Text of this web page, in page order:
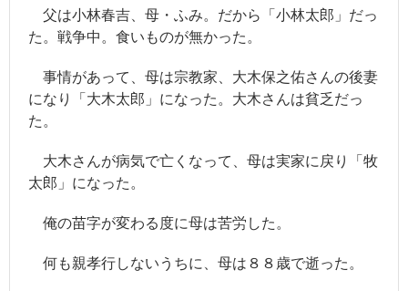
- JRA
- 競馬情報のJRA-VAN
- 競馬＠nifty
- 毎日新聞
父は小林春吉、母・ふみ。だから「小林太郎」だっ
た。戦争中。食いものが無かった。
事情があって、母は宗教家、大木保之佑さんの後妻
になり「大木太郎」になった。大木さんは貧乏だっ
た。
大木さんが病気で亡くなって、母は実家に戻り「牧
太郎」になった。
俺の苗字が変わる度に母は苦労した。
何も親孝行しないうちに、母は８８歳で逝った。